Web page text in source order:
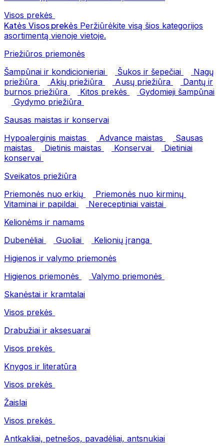
Visos prekės
Katės Visos prekės Peržiūrėkite visą šios kategorijos
asortimentą vienoje vietoje.
Priežiūros priemonės
Šampūnai ir kondicionieriai
Šukos ir šepečiai
Nagų
priežiūra
Akių priežiūra Ausų priežiūra
Dantų ir
burnos priežiūra
Kitos prekės
Gydomieji šampūnai
Gydymo priežiūra
Sausas maistas ir konservai
Hypoalerginis maistas
Advance maistas
Sausas
maistas
Dietinis maistas Konservai
Dietiniai
konservai
Sveikatos priežiūra
Priemonės nuo erkių
Priemonės nuo kirminų
Vitaminai ir papildai
Nereceptiniai vaistai
Kelionėms ir namams
Dubenėliai
Guoliai
Kelionių įranga
Higienos ir valymo priemonės
Higienos priemonės
Valymo priemonės
Skanėstai ir kramtalai
Visos prekės
Drabužiai ir aksesuarai
Visos prekės
Knygos ir literatūra
Visos prekės
Žaislai
Visos prekės
Antkakliai, petnešos, pavadėliai, antsnukiai